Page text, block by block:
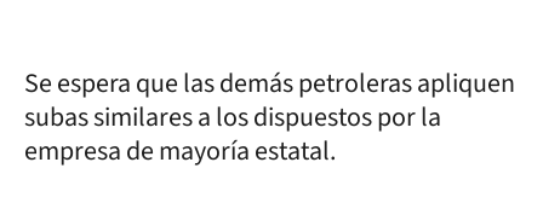
Se espera que las demás petroleras apliquen
subas similares a los dispuestos por la
empresa de mayoría estatal.